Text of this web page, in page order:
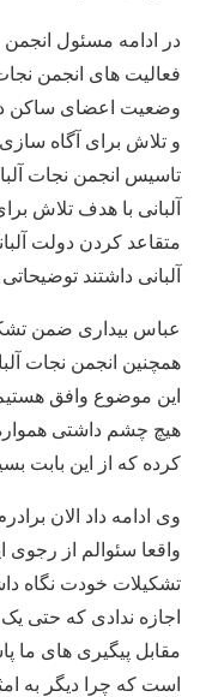
در ادامه مسئول
فعالیت های انجمن
وضعیت اعضای ساکن در
و تلاش برای آگاه
تاسیس انجمن نجات
آلبانی با هدف تلاش
متقاعد کردن دولت
آلبانی داشتند
عباس بیداری ضمن
همچنین انجمن نجات
این موضوع وافق
هیچ چشم داشتی
کرده که از این بابت
واقعا سئوالم از رجوی
تشکیلات خودت نگاه
اجازه ندادی که حتی یک
مقابل پیگیری های ما
است که چرا دیگر به